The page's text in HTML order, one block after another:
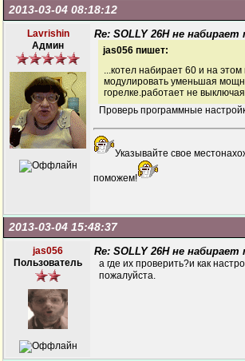
2013-03-04 08:18:12
Lavrishin
Админ
Re: SOLLY 26H не
jas056 пишет:
...котел набирает 60 и на этом
модулировать уменьшая
горелке.работает не
Проверь программные
Указывайте свое
поможем!
2013-03-04 15:48:37
jas056
Пользователь
Re: SOLLY 26H не
а где их проверить?и как
пожалуйста.